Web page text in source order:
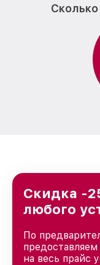
Скидка -
любого
По
на весь прайс